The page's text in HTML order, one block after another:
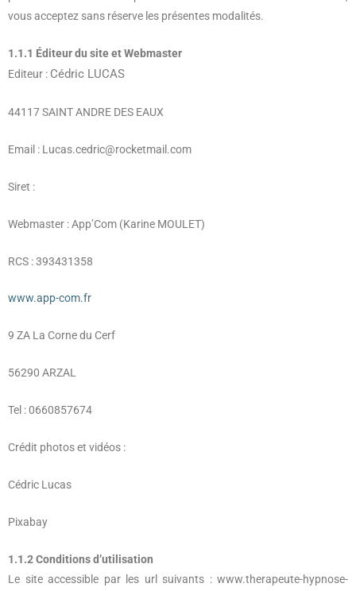
vous acceptez sans réserve les présentes modalités.
1.1.1 Éditeur du site et Webmaster
Editeur : Cédric LUCAS
44117 SAINT ANDRE DES EAUX
Email : Lucas.cedric@rocketmail.com
Siret :
Webmaster : App’Com (Karine MOULET)
RCS : 393431358
www.app-com.fr
9 ZA La Corne du Cerf
56290 ARZAL
Tel : 0660857674
Crédit photos et vidéos :
Cédric Lucas
Pixabay
1.1.2 Conditions d’utilisation
Le site accessible par les url suivants : www.therapeute-hypnose-